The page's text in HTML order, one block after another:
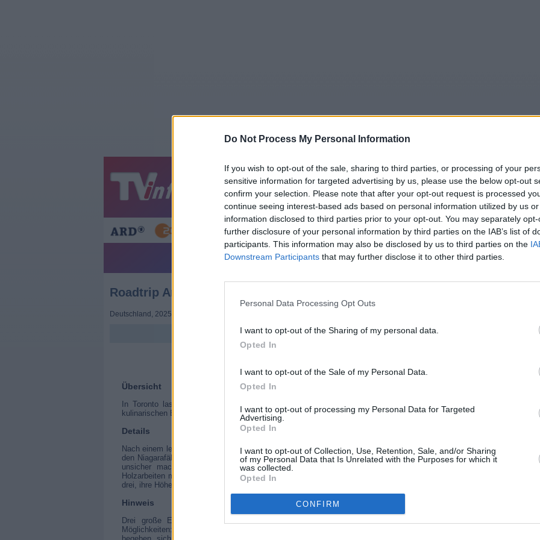
Do Not Process My Personal Information
If you wish to opt-out of the sale, sharing to third parties, or processing of your
sensitive information for targeted advertising by us, please use the below opt-out
confirm your selection. Please note that after your opt-out request is processed
continue seeing interest-based ads based on personal information utilized by us
information disclosed to third parties prior to your opt-out. You may separately
further disclosure of your personal information by third parties on the IAB’s list of
participants. This information may also be disclosed by us to third parties on the
Downstream Participants that may further disclose it to other third parties.
Personal Data Processing Opt Outs
I want to opt-out of the Sharing of my personal data.
Opted In
I want to opt-out of the Sale of my Personal Data.
Opted In
I want to opt-out of processing my Personal Data for Targeted
Advertising.
Opted In
I want to opt-out of Collection, Use, Retention, Sale, and/or Sharing
of my Personal Data that Is Unrelated with the Purposes for which it
was collected.
Opted In
CONFIRM
Jetzt 20:15 Tipps Sender Merkzettel TV-Agent Fußball
Gestern Mo Mi Fr Sa
Roadtrip Amerika 3 - Drei Spitzenköche auf vier Rädern - Report /
Roadtrip Amerika 3 - Drei Spitzenköche auf vier Rädern
Deutschland 2025
Übersicht
In Toronto lassen sich die drei Spitzenköche mit Marihuana bekochen. Frank, Alexander und Ali machen den
kulinarischen Buddy-Trip ihres Lebens. Die drei Spitzenköche erkunden den Nordosten Amerikas.
Details
Nach einem letzten kulinarischen Stopp in den USA überqueren die drei Spitzenköche die Grenze nach Kanada. An
den Niagarafällen planen sie bei einem Helikopterflug die Gegend zu erkunden, bevor sie Toronto und Umgebung
unsicher machen. Sie lassen sich von einem Kollegen mit Marihuana bekochen und versuchen sich an
Holzarbeiten mit Motorsägen. Am ehemals höchsten Gebäude Amerikas, dem CN Tower in Toronto, versuchen die
drei, ihre Höhenangst mal wieder zu überwinden.
Hinweis
Drei große Egos, ein Wohnmobil und mehr als 4.000 Kilometer quer durch das Land der unbegrenzten
Möglichkeiten: Die bekannten Köche und Unternehmer Frank Rosin, Alexander Kumptner und Ali Güngörmüs